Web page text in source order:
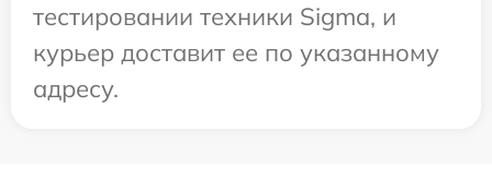
тестировании техники Sigma, и
курьер доставит ее по указанному
адресу.